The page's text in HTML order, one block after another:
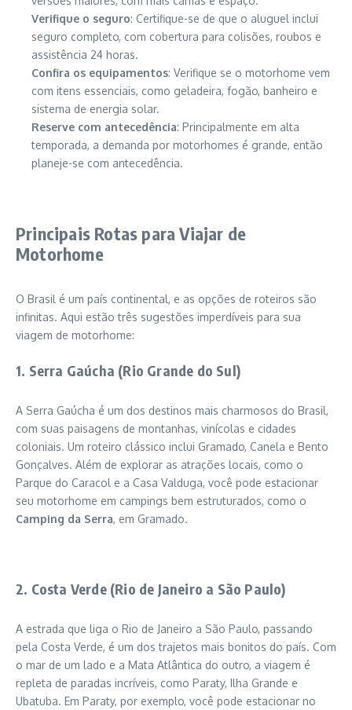
Verifique o seguro: Certifique-se de que o aluguel inclui
seguro completo, com cobertura para colisões, roubos e
assistência 24 horas.
Confira os equipamentos: Verifique se o motorhome vem
com itens essenciais, como geladeira, fogão, banheiro e
sistema de energia solar.
Reserve com antecedência: Principalmente em alta
temporada, a demanda por motorhomes é grande, então
planeje-se com antecedência.
Principais Rotas para Viajar de
Motorhome
O Brasil é um país continental, e as opções de roteiros são
infinitas. Aqui estão três sugestões imperdíveis para sua
viagem de motorhome:
1. Serra Gaúcha (Rio Grande do Sul)
A Serra Gaúcha é um dos destinos mais charmosos do Brasil,
com suas paisagens de montanhas, vinícolas e cidades
coloniais. Um roteiro clássico inclui Gramado, Canela e Bento
Gonçalves. Além de explorar as atrações locais, como o
Parque do Caracol e a Casa Valduga, você pode estacionar
seu motorhome em campings bem estruturados, como o
Camping da Serra, em Gramado.
2. Costa Verde (Rio de Janeiro a São Paulo)
A estrada que liga o Rio de Janeiro a São Paulo, passando
pela Costa Verde, é um dos trajetos mais bonitos do país. Com
o mar de um lado e a Mata Atlântica do outro, a viagem é
repleta de paradas incríveis, como Paraty, Ilha Grande e
Ubatuba. Em Paraty, por exemplo, você pode estacionar no